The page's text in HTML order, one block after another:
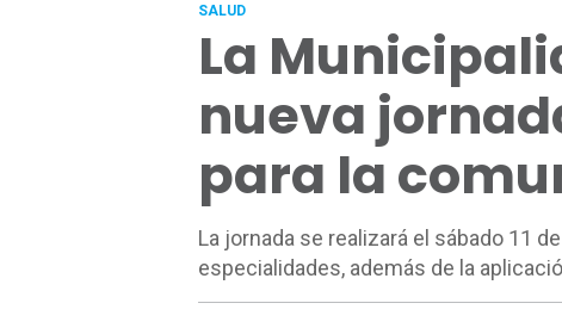
SALUD
La
nueva
para la
La jornada se realizará el sábado 11
especialidades, además de la